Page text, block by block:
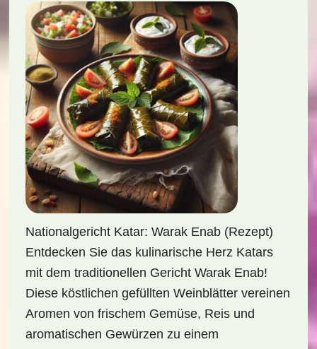
Nationalgericht Katar: Warak Enab (Rezept)
Entdecken Sie das kulinarische Herz Katars
mit dem traditionellen Gericht Warak Enab!
Diese köstlichen gefüllten Weinblätter vereinen
Aromen von frischem Gemüse, Reis und
aromatischen Gewürzen zu einem